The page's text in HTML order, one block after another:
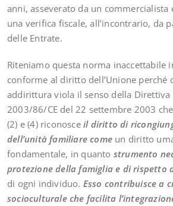
anni, asseverato da un commercialista
una verifica fiscale, all’incontrario, da
delle Entrate.
Riteniamo questa norma inaccettabile
conforme al diritto dell’Unione perché
addirittura viola il senso della Direttiva
2003/86/CE del 22 settembre 2003
(2) e (4) riconosce il diritto di
dell’unità familiare come un diritto
fondamentale, in quanto strumento
protezione della famiglia e di rispetto
di ogni individuo. Esso contribuisce a
socioculturale che facilita